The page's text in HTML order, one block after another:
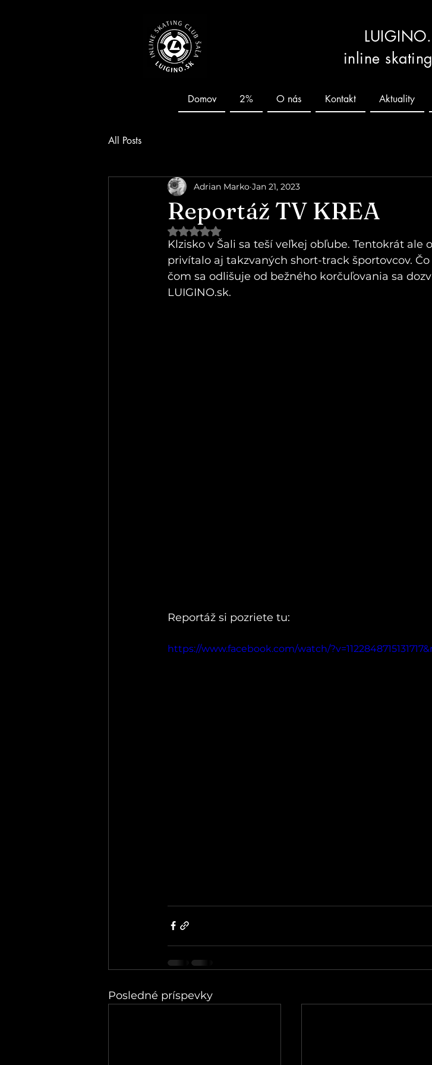
inline
Domov 2% O nás Kontakt Aktuality
All Posts
Reportáž TV KREA
Adrian Marko Jan 21, 2023
Hodnotenie NaN z 5 hviezdičiek.
Klzisko v Šali sa teší veľkej obľube. Tentokrát
privítalo aj takzvaných short-track športovcov.
čom sa odlišuje od bežného korčuľovania sa
LUIGINO.sk.
Reportáž si pozriete tu:
https://www.facebook.com/watch/
Posledné príspevky